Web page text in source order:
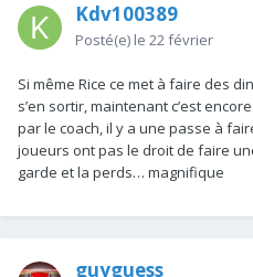
Kdv100389
Posté(e) le 22 février
Si même Rice ce met à faire des
s’en sortir, maintenant c’est
par le coach, il y a une passe à
joueurs ont pas le droit de faire
garde et la perds… magnifique
guyguess